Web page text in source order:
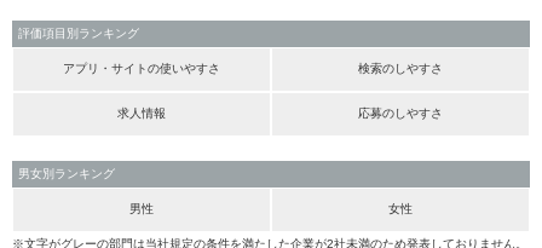
評価項目別ランキング
アプリ・サイトの使いやすさ 検索のしやすさ
求人情報 応募のしやすさ
男女別ランキング
男性 女性
※文字がグレーの部門は当社規定の条件を満たした企業が2社未満のため発表しておりません。